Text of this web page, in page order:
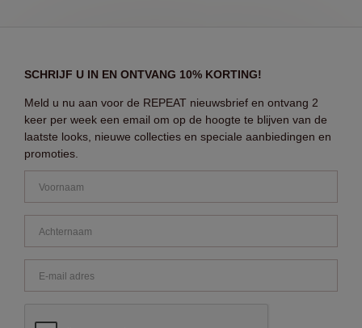
SCHRIJF U IN EN ONTVANG 10% KORTING!
Meld u nu aan voor de REPEAT nieuwsbrief en ontvang 2
keer per week een email om op de hoogte te blijven van de
laatste looks, nieuwe collecties en speciale aanbiedingen en
promoties.